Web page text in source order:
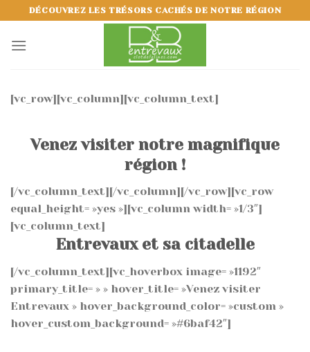
to
content
DÉCOUVREZ LES TRÉSORS CACHÉS DE NOTRE RÉGION
[vc_row][vc_column][vc_column_text]
Venez visiter notre magnifique
région !
[/vc_column_text][/vc_column][/vc_row][vc_row
equal_height= »yes »][vc_column width= »1/3″]
[vc_column_text]
Entrevaux et sa citadelle
[/vc_column_text][vc_hoverbox image= »1192″
primary_title= » » hover_title= »Venez visiter
Entrevaux » hover_background_color= »custom »
hover_custom_background= »#6baf42″]